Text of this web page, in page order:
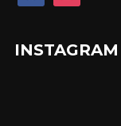
INSTAGRAM